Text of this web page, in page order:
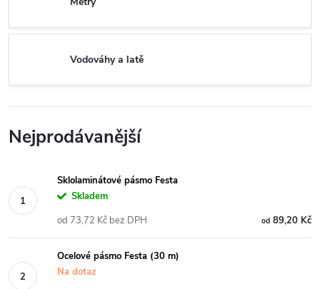
Vodováhy a latě
Nejprodávanější
Sklolaminátové pásmo Festa
Skladem
od89,20 Kč
od 73,72 Kč bez DPH
Ocelové pásmo Festa (30 m)
Na dotaz